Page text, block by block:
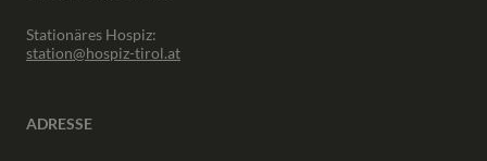
Stationäres Hospiz:
station@hospiz-tirol.at
ADRESSE